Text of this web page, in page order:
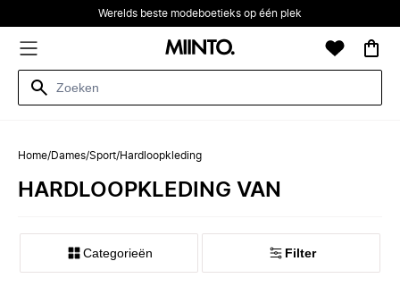
Werelds beste modeboetieks op één plek
Home/Dames/Sport/Hardloopkleding
HARDLOOPKLEDING VAN
Categorieën Filter